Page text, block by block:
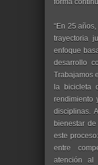
forma
“En 25
trayectoria
enfoque
desarrollo
Trabajamos
la bicicleta
rendimiento
disciplinas.
bienestar
este
entre
atención al